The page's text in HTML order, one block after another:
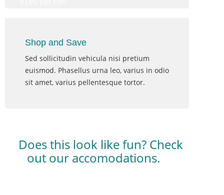
Shop and Save
Sed sollicitudin vehicula nisi pretium
euismod. Phasellus urna leo, varius in odio
sit amet, varius pellentesque tortor.
Does this look like fun? Check
out our accomodations.